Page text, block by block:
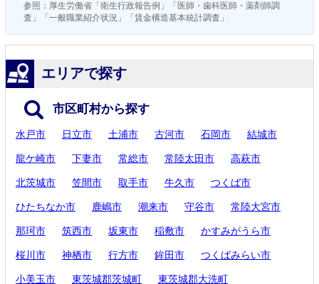
参照：厚生労働省「衛生行政報告例」「医師・歯科医師・薬剤師調
査」「一般職業紹介状況」「賃金構造基本統計調査」
エリアで探す
市区町村から探す
水戸市 日立市 土浦市 古河市 石岡市 結城市
龍ケ崎市 下妻市 常総市 常陸太田市 高萩市
北茨城市 笠間市 取手市 牛久市 つくば市
ひたちなか市 鹿嶋市 潮来市 守谷市 常陸大宮市
那珂市 筑西市 坂東市 稲敷市 かすみがうら市
桜川市 神栖市 行方市 鉾田市 つくばみらい市
小美玉市 東茨城郡茨城町 東茨城郡大洗町